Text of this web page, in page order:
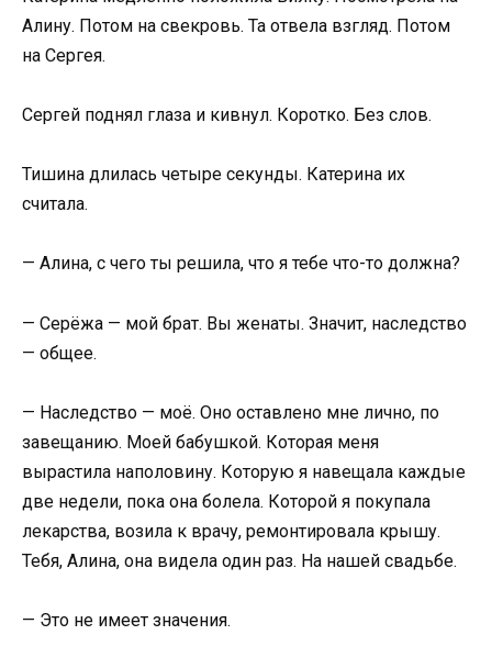
Алину. Потом на свекровь. Та отвела взгляд. Потом
на Сергея.
Сергей поднял глаза и кивнул. Коротко. Без слов.
Тишина длилась четыре секунды. Катерина их
считала.
— Алина, с чего ты решила, что я тебе что-то должна?
— Серёжа — мой брат. Вы женаты. Значит, наследство
— общее.
— Наследство — моё. Оно оставлено мне лично, по
завещанию. Моей бабушкой. Которая меня
вырастила наполовину. Которую я навещала каждые
две недели, пока она болела. Которой я покупала
лекарства, возила к врачу, ремонтировала крышу.
Тебя, Алина, она видела один раз. На нашей свадьбе.
— Это не имеет значения.